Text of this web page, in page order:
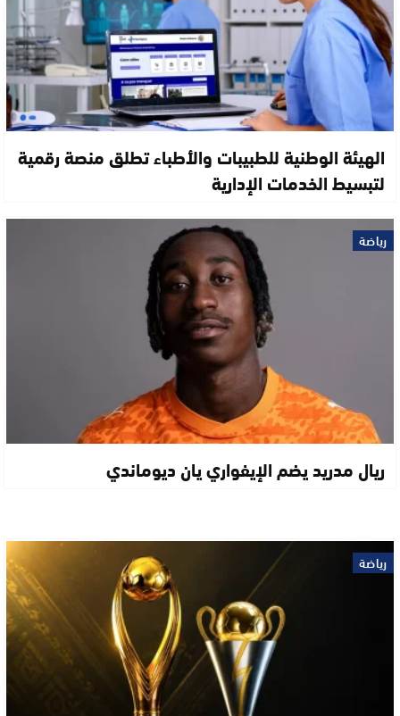
الهيئة الوطنية للطبيبات والأطباء تطلق منصة رقمية
لتبسيط الخدمات الإدارية
رياضة
ريال مدريد يضم الإيفواري يان ديوماندي
رياضة